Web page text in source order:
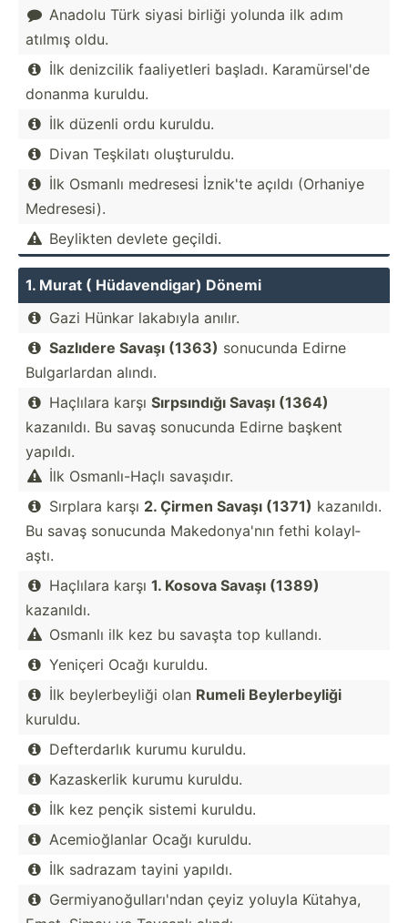
 Anadolu Türk siyasi birliği yolunda ilk adım
atılmış oldu.

İlk denizcilik faaliy­etleri başladı. Karamü­rsel'de
donanma kuruldu.
 İlk düzenli ordu kuruldu.
 Divan Teşkilatı oluştu­ruldu.

İlk Osmanlı medresesi İznik'te açıldı (Orhaniye
Medres­esi).
 Beylikten devlete geçildi.
1. Murat ( Hüdave­ndigar) Dönemi
 Gazi Hünkar lakabıyla anılır.
 Sazlıdere Savaşı (1363) sonucunda Edirne
Bulgar­lardan alındı.
 Haçlılara karşı Sırpsı­ndığı Savaşı (1364)
kazanıldı. Bu savaş sonucunda Edirne başkent
yapıldı.
 İlk Osmanl­ı-Haçlı savaşıdır.
 Sırplara karşı 2. Çirmen Savaşı (1371) kazanıldı.
Bu savaş sonucunda Makedo­nya'nın fethi kolayl­
aştı.
 Haçlılara karşı 1. Kosova Savaşı (1389)
kazanıldı.
 Osmanlı ilk kez bu savaşta top kullandı.
 Yeniçeri Ocağı kuruldu.
 İlk beyler­beyliği olan Rumeli Beyler­beyliği
kuruldu.
 Defter­darlık kurumu kuruldu.
 Kazask­erlik kurumu kuruldu.
 İlk kez pençik sistemi kuruldu.
 Acemio­ğlanlar Ocağı kuruldu.
 İlk sadrazam tayini yapıldı.

Germiy­ano­ğul­lar­ı'ndan çeyiz yoluyla Kütahya,